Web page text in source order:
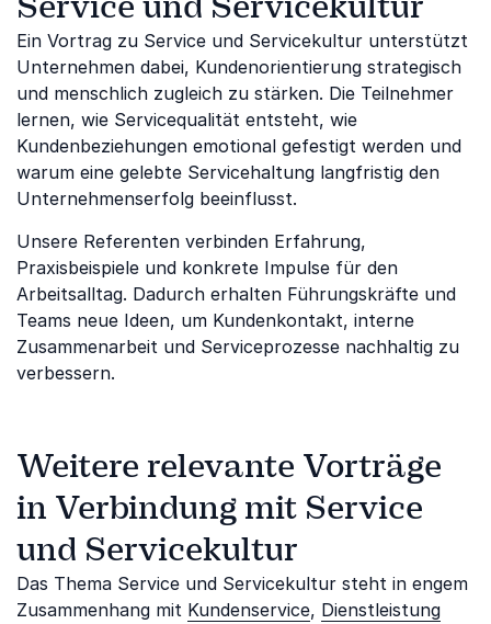
Ein Vortrag zu Service und Servicekultur unterstützt
Unternehmen dabei, Kundenorientierung strategisch
und menschlich zugleich zu stärken. Die Teilnehmer
lernen, wie Servicequalität entsteht, wie
Kundenbeziehungen emotional gefestigt werden und
warum eine gelebte Servicehaltung langfristig den
Unternehmenserfolg beeinflusst.
Unsere Referenten verbinden Erfahrung,
Praxisbeispiele und konkrete Impulse für den
Arbeitsalltag. Dadurch erhalten Führungskräfte und
Teams neue Ideen, um Kundenkontakt, interne
Zusammenarbeit und Serviceprozesse nachhaltig zu
verbessern.
Weitere relevante Vorträge
in Verbindung mit Service
und Servicekultur
Das Thema Service und Servicekultur steht in engem
Zusammenhang mit Kundenservice, Dienstleistung